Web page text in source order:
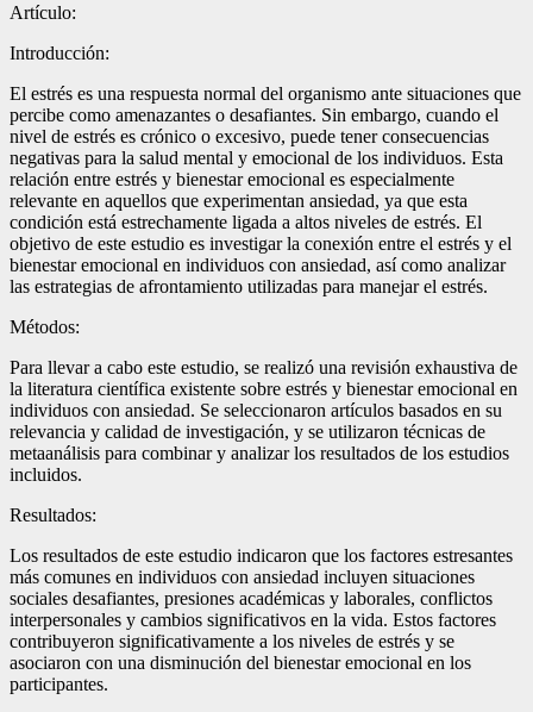
Artículo:
Introducción:
El estrés es una respuesta normal del organismo ante situaciones que
percibe como amenazantes o desafiantes. Sin embargo, cuando el
nivel de estrés es crónico o excesivo, puede tener consecuencias
negativas para la salud mental y emocional de los individuos. Esta
relación entre estrés y bienestar emocional es especialmente
relevante en aquellos que experimentan ansiedad, ya que esta
condición está estrechamente ligada a altos niveles de estrés. El
objetivo de este estudio es investigar la conexión entre el estrés y el
bienestar emocional en individuos con ansiedad, así como analizar
las estrategias de afrontamiento utilizadas para manejar el estrés.
Métodos:
Para llevar a cabo este estudio, se realizó una revisión exhaustiva de
la literatura científica existente sobre estrés y bienestar emocional en
individuos con ansiedad. Se seleccionaron artículos basados en su
relevancia y calidad de investigación, y se utilizaron técnicas de
metaanálisis para combinar y analizar los resultados de los estudios
incluidos.
Resultados:
Los resultados de este estudio indicaron que los factores estresantes
más comunes en individuos con ansiedad incluyen situaciones
sociales desafiantes, presiones académicas y laborales, conflictos
interpersonales y cambios significativos en la vida. Estos factores
contribuyeron significativamente a los niveles de estrés y se
asociaron con una disminución del bienestar emocional en los
participantes.